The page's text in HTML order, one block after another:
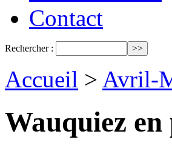
Contact
Rechercher :
Accueil > Avril-
Wauquiez